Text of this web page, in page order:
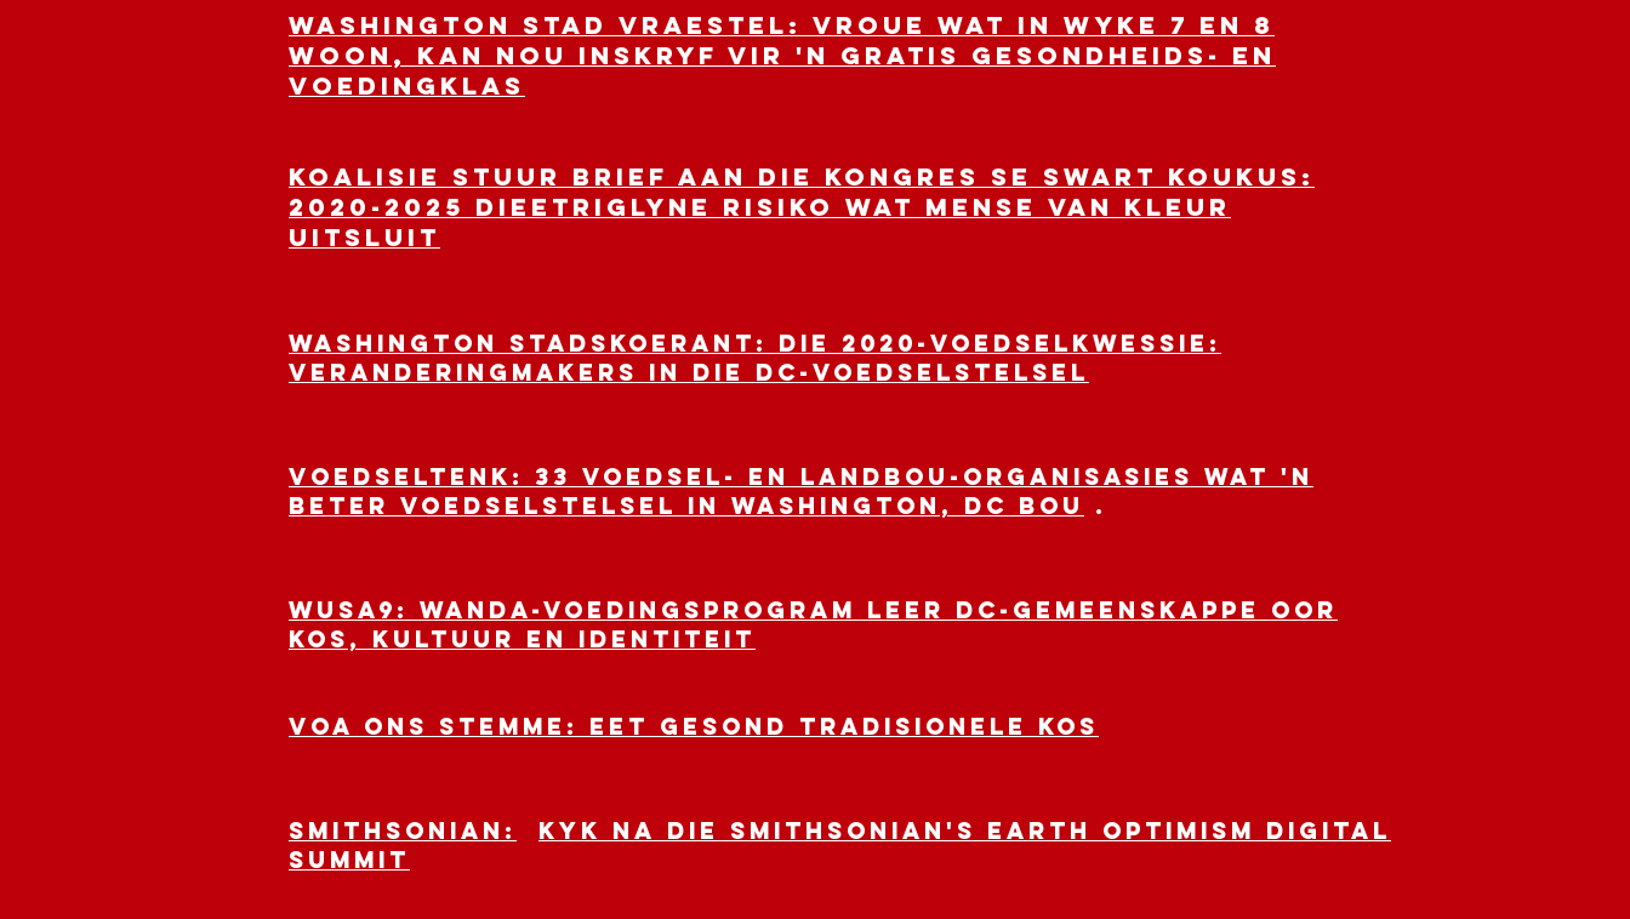
WASHINGTON STAD VRAESTEL: Vroue wat in wyke 7 en 8
woon, kan nou inskryf vir 'n gratis gesondheids- en
voedingklas
Koalisie stuur brief aan die kongres se swart koukus:
2020-2025 dieetriglyne risiko wat mense van kleur
uitsluit
WASHINGTON STADSKOERANT: Die 2020-voedselkwessie:
Veranderingmakers in die DC-voedselstelsel
VOEDSELTENK: 33 Voedsel- en Landbou-organisasies wat 'n
beter voedselstelsel in Washington, DC bou
.
WUSA9: WANDA-voedingsprogram leer DC-gemeenskappe oor
kos, kultuur en identiteit
VOA ONS STEMME: EET GESOND TRADISIONELE KOS
SMITHSONIAN:
Kyk na die Smithsonian's Earth Optimism Digital
Summit